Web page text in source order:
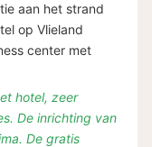
aan het strand
op Vlieland
center met
hotel, zeer
De inrichting van
De gratis